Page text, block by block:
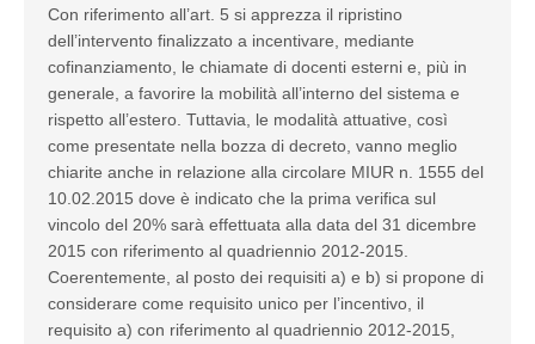
Con riferimento all’art. 5 si apprezza il ripristino
dell’intervento finalizzato a incentivare, mediante
cofinanziamento, le chiamate di docenti esterni e, più in
generale, a favorire la mobilità all’interno del sistema e
rispetto all’estero. Tuttavia, le modalità attuative, così
come presentate nella bozza di decreto, vanno meglio
chiarite anche in relazione alla circolare MIUR n. 1555 del
10.02.2015 dove è indicato che la prima verifica sul
vincolo del 20% sarà effettuata alla data del 31 dicembre
2015 con riferimento al quadriennio 2012-2015.
Coerentemente, al posto dei requisiti a) e b) si propone di
considerare come requisito unico per l’incentivo, il
requisito a) con riferimento al quadriennio 2012-2015,